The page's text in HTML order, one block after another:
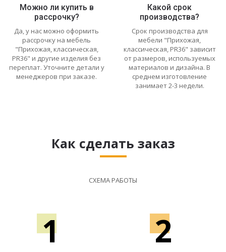
Можно ли купить в
рассрочку?
Да, у нас можно оформить
рассрочку на мебель
"Прихожая, классическая,
PR36" и другие изделия без
переплат. Уточните детали у
менеджеров при заказе.
Какой срок
производства?
Срок производства для
мебели "Прихожая,
классическая, PR36" зависит
от размеров, используемых
материалов и дизайна. В
среднем изготовление
занимает 2-3 недели.
Как сделать заказ
СХЕМА РАБОТЫ
1 2